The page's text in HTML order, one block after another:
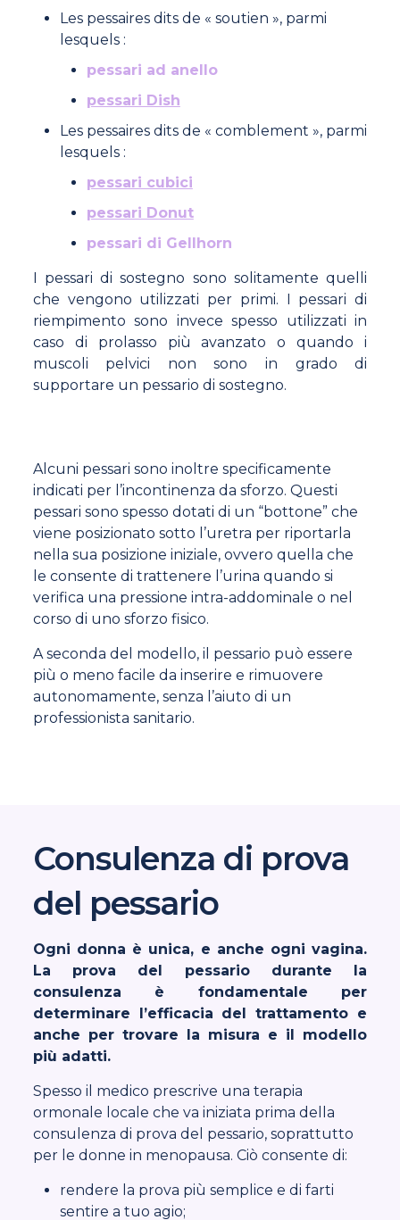
Les pessaires dits de « soutien », parmi
lesquels :
pessari ad anello
pessari Dish
Les pessaires dits de « comblement », parmi
lesquels :
pessari cubici
pessari Donut
pessari di Gellhorn
I pessari di sostegno sono solitamente quelli
che vengono utilizzati per primi. I pessari di
riempimento sono invece spesso utilizzati in
caso di prolasso più avanzato o quando i
muscoli pelvici non sono in grado di
supportare un pessario di sostegno.
Alcuni pessari sono inoltre specificamente
indicati per l’incontinenza da sforzo. Questi
pessari sono spesso dotati di un “bottone” che
viene posizionato sotto l’uretra per riportarla
nella sua posizione iniziale, ovvero quella che
le consente di trattenere l’urina quando si
verifica una pressione intra-addominale o nel
corso di uno sforzo fisico.
A seconda del modello, il pessario può essere
più o meno facile da inserire e rimuovere
autonomamente, senza l’aiuto di un
professionista sanitario.
Consulenza di prova
del pessario
Ogni donna è unica, e anche ogni vagina.
La prova del pessario durante la
consulenza è fondamentale per
determinare l’efficacia del trattamento e
anche per trovare la misura e il modello
più adatti.
Spesso il medico prescrive una terapia
ormonale locale che va iniziata prima della
consulenza di prova del pessario, soprattutto
per le donne in menopausa. Ciò consente di:
rendere la prova più semplice e di farti
sentire a tuo agio;